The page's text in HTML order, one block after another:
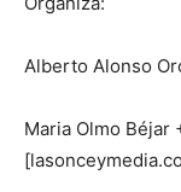
Alberto Alonso
Maria Olmo Béjar